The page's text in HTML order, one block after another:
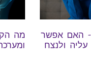
– האם אפשר
ולנצח
מה